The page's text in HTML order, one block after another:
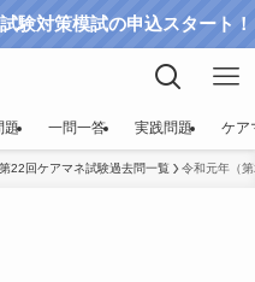
験対策模試の申込スタート！
題 一問一答 実践問題 ケア
22回ケアマネ試験過去問一覧 令和元年（